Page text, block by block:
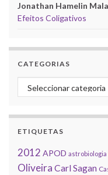
Jonathan Hamelin
Efeitos Coligativos
CATEGORIAS
Categorias
ETIQUETAS
2012 APOD astrobiologia
Oliveira Carl Sagan